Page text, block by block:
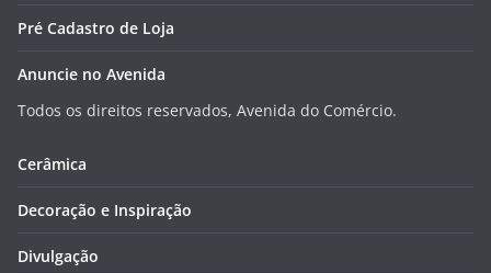
Pré Cadastro de Loja
Anuncie no Avenida
Todos os direitos reservados, Avenida do Comércio.
Cerâmica
Decoração e Inspiração
Divulgação